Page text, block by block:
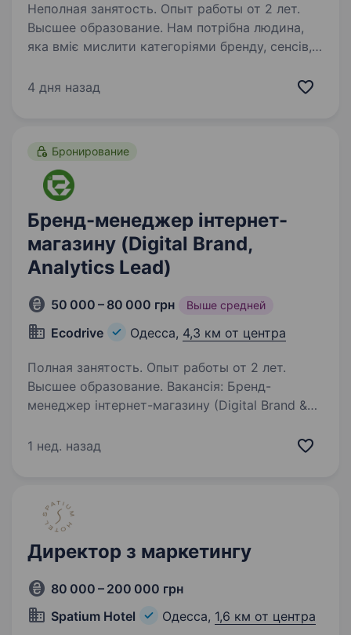
Неполная занятость. Опыт работы от 2 лет.
Высшее образование. Нам потрібна людина,
яка вміє мислити категоріями бренду, сенсів,
робити: Формувати та підтримувати цілісну
4 дня назад
Бронирование
Бренд-менеджер інтернет-
магазину (Digital Brand,
Analytics Lead)
50 000 – 80 000 грн Выше средней
Ecodrive Одесса, 4,3 км от центра
Полная занятость. Опыт работы от 2 лет.
Высшее образование. Вакансія: Бренд-
менеджер інтернет-магазину (Digital Brand &
плата: 50 000 — 80 000 грн (ставка + % від
1 нед. назад
Директор з маркетингу
80 000 – 200 000 грн
Spatium Hotel
Одесса, 1,6 км от центра